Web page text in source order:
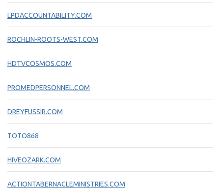
LPDACCOUNTABILITY.COM
ROCHLIN-ROOTS-WEST.COM
HDTVCOSMOS.COM
PROMEDPERSONNEL.COM
DREYFUSSIR.COM
TOTO868
HIVEOZARK.COM
ACTIONTABERNACLEMINISTRIES.COM